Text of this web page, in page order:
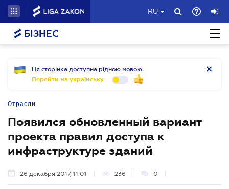
RU
БІЗНЕС
Ця сторінка доступна рідною мовою.
Перейти на українську
Отрасли
Появился обновленный вариант
проекта правил доступа к
инфраструктуре зданий
26 декабря 2017, 11:01 236 0